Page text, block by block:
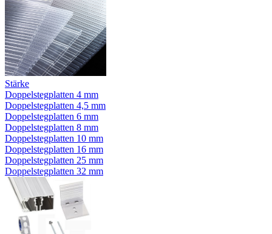
Stärke
Doppelstegplatten 4 mm
Doppelstegplatten 4,5 mm
Doppelstegplatten 6 mm
Doppelstegplatten 8 mm
Doppelstegplatten 10 mm
Doppelstegplatten 16 mm
Doppelstegplatten 25 mm
Doppelstegplatten 32 mm